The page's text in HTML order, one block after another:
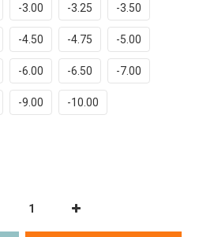
-3.00 -3.25 -3.50
-4.50 -4.75 -5.00
-6.00 -6.50 -7.00
-9.00 -10.00